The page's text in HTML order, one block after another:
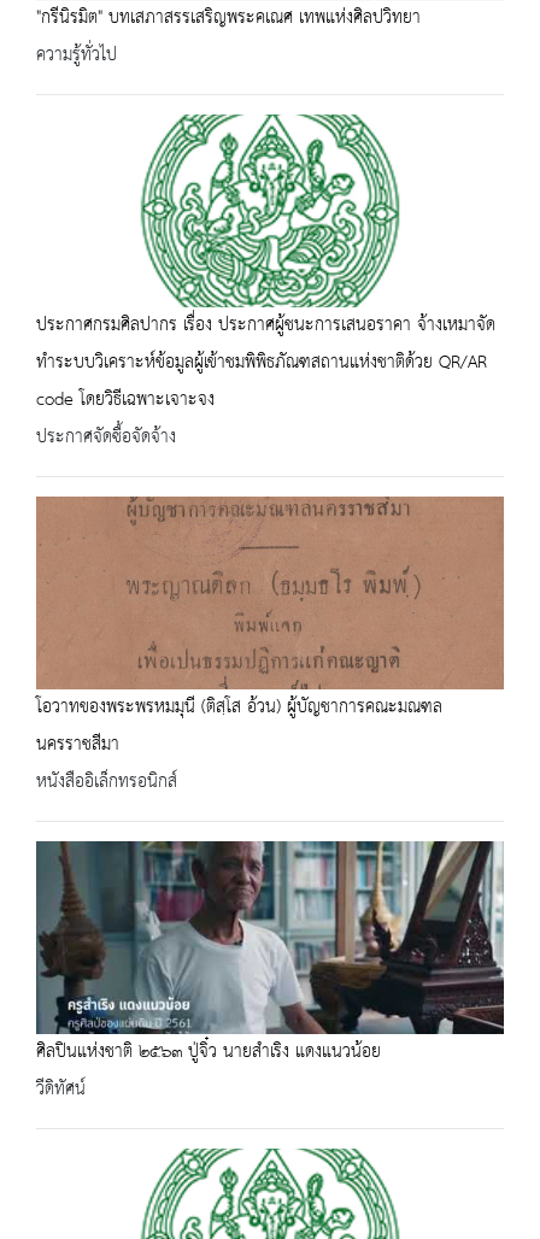
"กรีนิรมิต" บทเสภาสรรเสริญพระคเณศ เทพแห่งศิลปวิทยา
ความรู้ทั่วไป
ประกาศกรมศิลปากร เรื่อง ประกาศผู้ชนะการเสนอราคา จ้างเหมาจัด
ทำระบบวิเคราะห์ข้อมูลผู้เข้าชมพิพิธภัณฑสถานแห่งชาติด้วย QR/AR
code โดยวิธีเฉพาะเจาะจง
ประกาศจัดซื้อจัดจ้าง
โอวาทของพระพรหมมุนี (ติสฺโส อ้วน) ผู้บัญชาการคณะมณฑล
นครราชสีมา
หนังสืออิเล็กทรอนิกส์
ศิลปินแห่งชาติ ๒๕๖๓ ปู่จิ๋ว นายสำเริง แดงแนวน้อย
วีดิทัศน์